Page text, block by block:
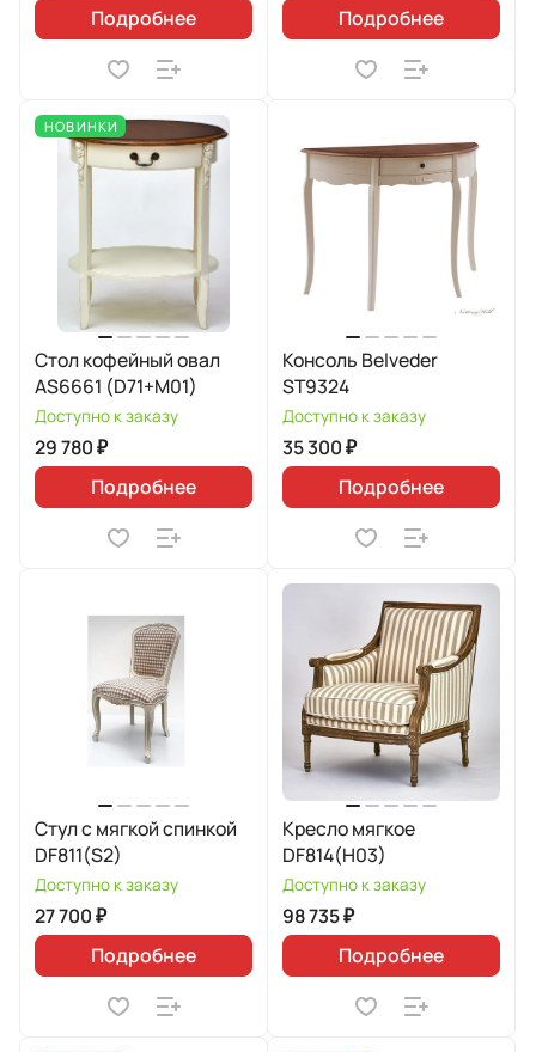
Подробнее
Подробнее
НОВИНКИ
Стол кофейный овал
AS6661 (D71+M01)
Доступно к заказу
29 780 ₽
Подробнее
Консоль Belveder
ST9324
Доступно к заказу
35 300 ₽
Подробнее
Стул с мягкой спинкой
DF811(S2)
Доступно к заказу
27 700 ₽
Подробнее
Кресло мягкое
DF814(H03)
Доступно к заказу
98 735 ₽
Подробнее